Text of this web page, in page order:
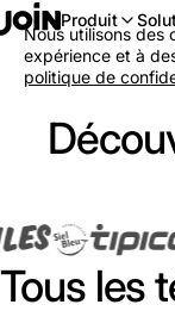
Produit
Tous les
Nous utilisons des
expérience et à
politique de